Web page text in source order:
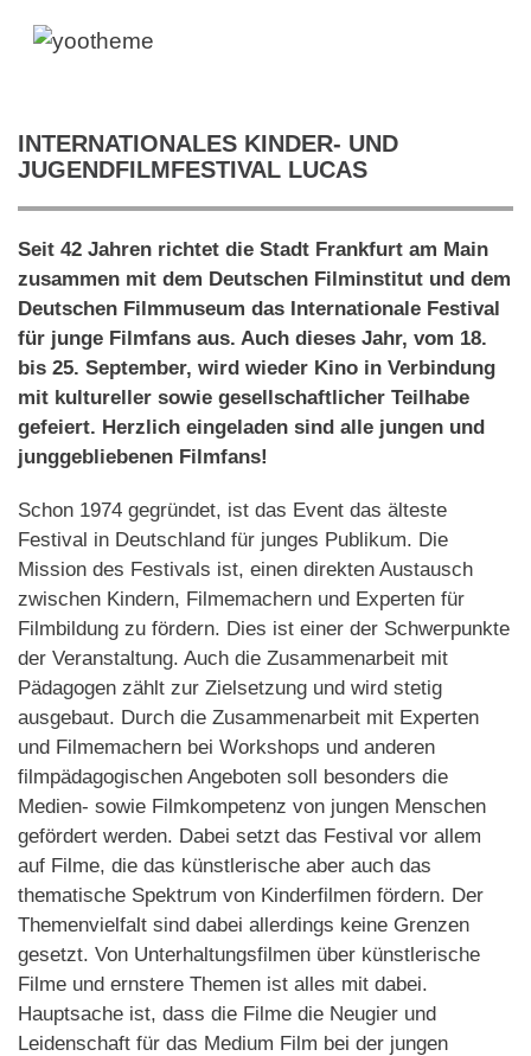
INTERNATIONALES KINDER- UND
JUGENDFILMFESTIVAL LUCAS
Seit 42 Jahren richtet die Stadt Frankfurt am Main
zusammen mit dem Deutschen Filminstitut und dem
Deutschen Filmmuseum das Internationale Festival
für junge Filmfans aus. Auch dieses Jahr, vom 18.
bis 25. September, wird wieder Kino in Verbindung
mit kultureller sowie gesellschaftlicher Teilhabe
gefeiert. Herzlich eingeladen sind alle jungen und
junggebliebenen Filmfans!
Schon 1974 gegründet, ist das Event das älteste
Festival in Deutschland für junges Publikum. Die
Mission des Festivals ist, einen direkten Austausch
zwischen Kindern, Filmemachern und Experten für
Filmbildung zu fördern. Dies ist einer der Schwerpunkte
der Veranstaltung. Auch die Zusammenarbeit mit
Pädagogen zählt zur Zielsetzung und wird stetig
ausgebaut. Durch die Zusammenarbeit mit Experten
und Filmemachern bei Workshops und anderen
filmpädagogischen Angeboten soll besonders die
Medien- sowie Filmkompetenz von jungen Menschen
gefördert werden. Dabei setzt das Festival vor allem
auf Filme, die das künstlerische aber auch das
thematische Spektrum von Kinderfilmen fördern. Der
Themenvielfalt sind dabei allerdings keine Grenzen
gesetzt. Von Unterhaltungsfilmen über künstlerische
Filme und ernstere Themen ist alles mit dabei.
Hauptsache ist, dass die Filme die Neugier und
Leidenschaft für das Medium Film bei der jungen